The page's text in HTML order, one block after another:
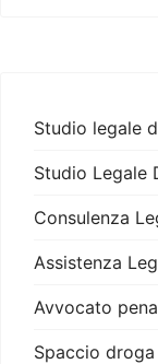
Studio legale
Studio Legale
Consulenza
Assistenza
Avvocato
Spaccio